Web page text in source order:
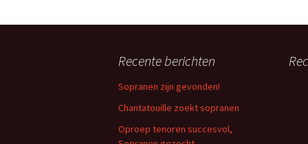
Recente berichten
Sopranen zijn gevonden!
Chantatouille zoekt sopranen
Oproep tenoren succesvol,